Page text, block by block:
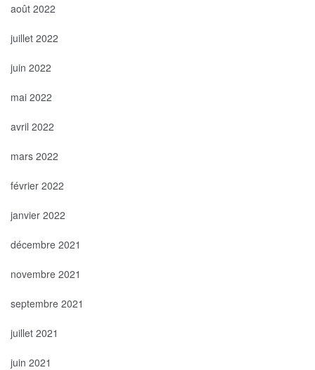
août 2022
juillet 2022
juin 2022
mai 2022
avril 2022
mars 2022
février 2022
janvier 2022
décembre 2021
novembre 2021
septembre 2021
juillet 2021
juin 2021